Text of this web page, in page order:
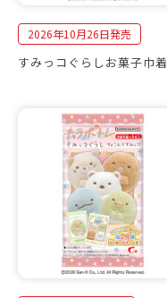
2026年10月26日発売
すみっコぐらしお菓子巾着